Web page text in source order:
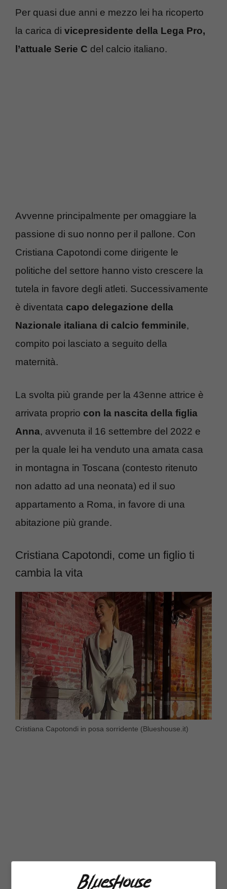
Per quasi due anni e mezzo lei ha ricoperto
la carica di vicepresidente della Lega Pro,
l’attuale Serie C del calcio italiano.
Avvenne principalmente per omaggiare la
passione di suo nonno per il pallone. Con
Cristiana Capotondi come dirigente le
politiche del settore hanno visto crescere la
tutela in favore degli atleti. Successivamente
è diventata capo delegazione della
Nazionale italiana di calcio femminile,
compito poi lasciato a seguito della
maternità.
La svolta più grande per la 43enne attrice è
arrivata proprio con la nascita della figlia
Anna, avvenuta il 16 settembre del 2022 e
per la quale lei ha venduto una amata casa
in montagna in Toscana (contesto ritenuto
non adatto ad una neonata) ed il suo
appartamento a Roma, in favore di una
abitazione più grande.
Cristiana Capotondi, come un figlio ti
cambia la vita
Cristiana Capotondi in posa sorridente (Blueshouse.it)